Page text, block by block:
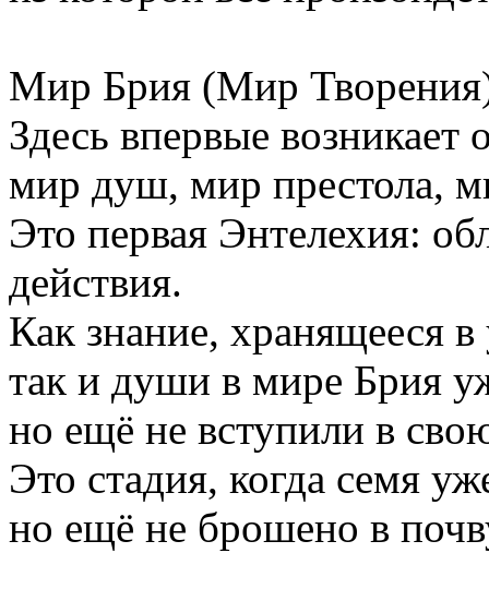
Мир Брия (Мир Творения)
Здесь впервые
мир душ, мир престола,
Это первая Энтелехия:
действия.
Как знание, хранящееся
так и души в мире Брия
но ещё не вступили в
Это стадия, когда семя
но ещё не брошено в